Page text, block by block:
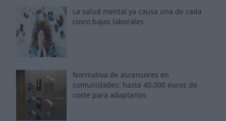
La salud mental ya causa una de cada
cinco bajas laborales
Normativa de ascensores en
comunidades: hasta 40.000 euros de
coste para adaptarlos